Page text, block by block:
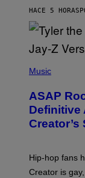
I
O
D
S
E
Y
L
/
G
T
Y
I
A
E
S
)
HACE 5 HORAS
H
O
B
Y
M
C
A
Music
ASAP
Definitive
Creator’s
Hip-hop fans
Creator is